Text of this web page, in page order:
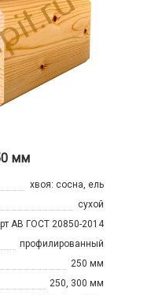
мм
хвоя: сосна, ель
сухой
АВ ГОСТ 20850-2014
профилированный
250 мм
250, 300 мм